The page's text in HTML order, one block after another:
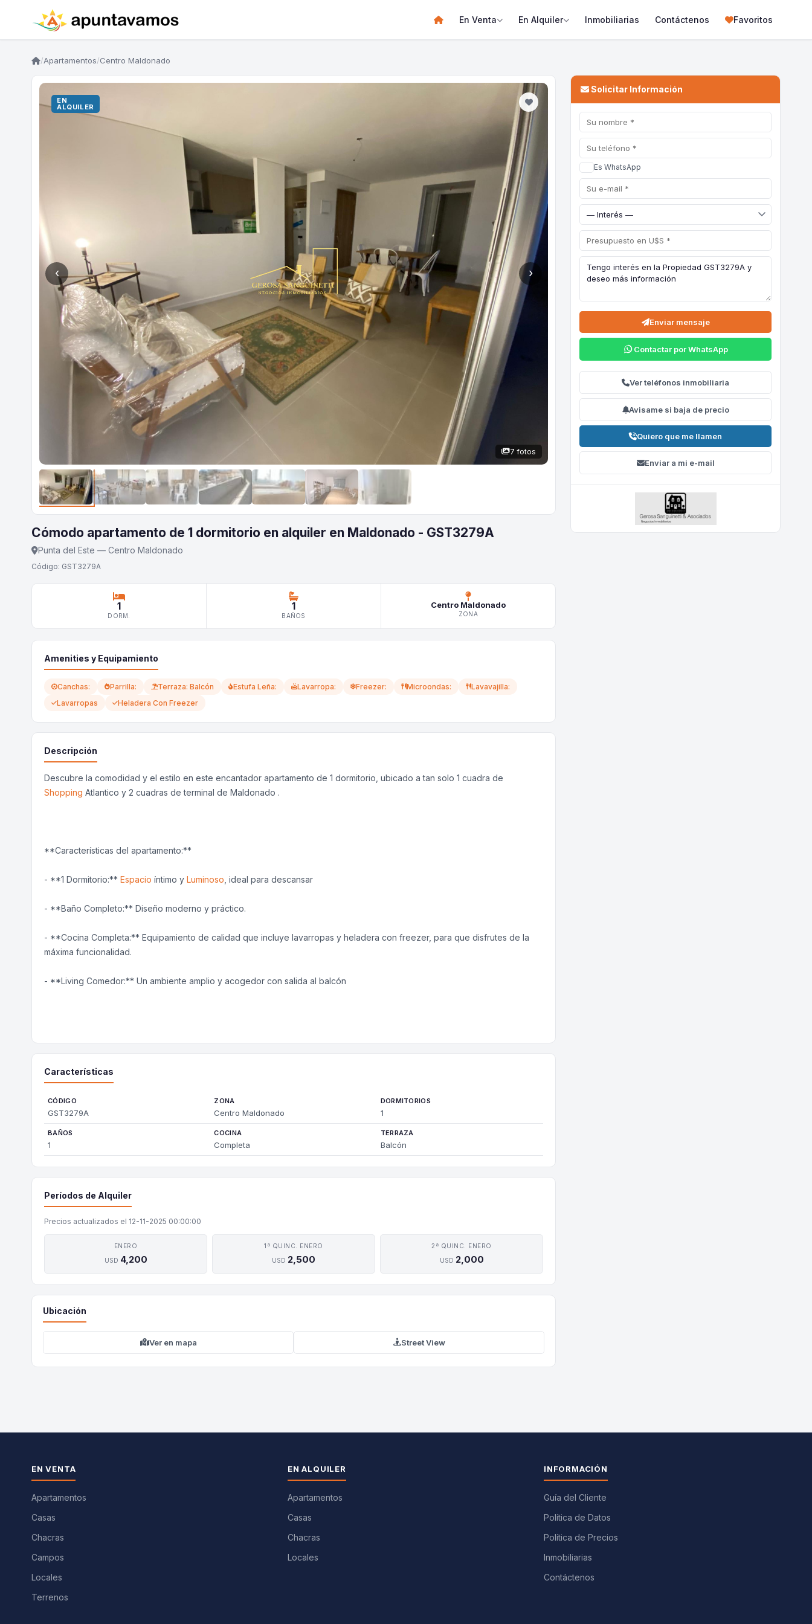
En Venta En Alquiler Inmobiliarias Contáctenos Favoritos
/Apartamentos/Centro Maldonado
‹ ›
EN
ALQUILER
7 fotos
Cómodo apartamento de 1 dormitorio en alquiler en Maldonado - GST3279A
Punta del Este — Centro Maldonado
Código: GST3279A
1
DORM.
1
BAÑOS
Centro Maldonado
ZONA
Amenities y Equipamiento
Canchas: Parrilla: Terraza: Balcón Estufa Leña: Lavarropa: Freezer: Microondas:
Lavavajilla:
Lavarropas
Heladera Con Freezer
Descripción
Descubre la comodidad y el estilo en este encantador apartamento de 1 dormitorio, ubicado a tan solo 1 cuadra de
Shopping Atlantico y 2 cuadras de terminal de Maldonado .
**Características del apartamento:**
- **1 Dormitorio:** Espacio íntimo y Luminoso , ideal para descansar
- **Baño Completo:** Diseño moderno y práctico.
- **Cocina Completa:** Equipamiento de calidad que incluye lavarropas y heladera con freezer, para que disfrutes de la
máxima funcionalidad.
- **Living Comedor:** Un ambiente amplio y acogedor con salida al balcón
Características
CÓDIGO
GST3279A
ZONA
Centro Maldonado
DORMITORIOS
1
BAÑOS
1
COCINA
Completa
TERRAZA
Balcón
Períodos de Alquiler
Precios actualizados el 12-11-2025 00:00:00
ENERO
USD 4,200
1ª QUINC. ENERO
USD 2,500
2ª QUINC. ENERO
USD 2,000
Ubicación
Ver en mapa Street View
Solicitar Información
Es WhatsApp
Enviar mensaje
Contactar por WhatsApp
Ver teléfonos inmobiliaria
Avisame si baja de precio
Quiero que me llamen
Enviar a mi e-mail
EN VENTA
Apartamentos
Casas
Chacras
Campos
Locales
Terrenos
EN ALQUILER
Apartamentos
Casas
Chacras
Locales
INFORMACIÓN
Guía del Cliente
Política de Datos
Política de Precios
Inmobiliarias
Contáctenos